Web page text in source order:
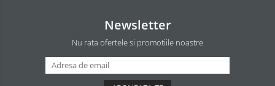
Newsletter
Nu rata ofertele si promotiile noastre